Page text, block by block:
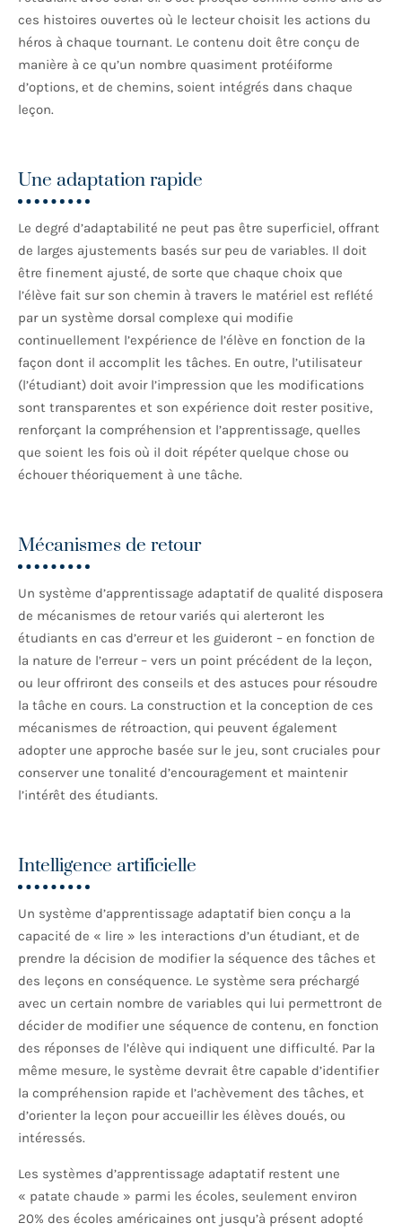
ces histoires ouvertes où le lecteur choisit les actions du
héros à chaque tournant. Le contenu doit être conçu de
manière à ce qu’un nombre quasiment protéiforme
d’options, et de chemins, soient intégrés dans chaque
leçon.
Une adaptation rapide
Le degré d’adaptabilité ne peut pas être superficiel, offrant
de larges ajustements basés sur peu de variables. Il doit
être finement ajusté, de sorte que chaque choix que
l’élève fait sur son chemin à travers le matériel est reflété
par un système dorsal complexe qui modifie
continuellement l’expérience de l’élève en fonction de la
façon dont il accomplit les tâches. En outre, l’utilisateur
(l’étudiant) doit avoir l’impression que les modifications
sont transparentes et son expérience doit rester positive,
renforçant la compréhension et l’apprentissage, quelles
que soient les fois où il doit répéter quelque chose ou
échouer théoriquement à une tâche.
Mécanismes de retour
Un système d’apprentissage adaptatif de qualité disposera
de mécanismes de retour variés qui alerteront les
étudiants en cas d’erreur et les guideront – en fonction de
la nature de l’erreur – vers un point précédent de la leçon,
ou leur offriront des conseils et des astuces pour résoudre
la tâche en cours. La construction et la conception de ces
mécanismes de rétroaction, qui peuvent également
adopter une approche basée sur le jeu, sont cruciales pour
conserver une tonalité d’encouragement et maintenir
l’intérêt des étudiants.
Intelligence artificielle
Un système d’apprentissage adaptatif bien conçu a la
capacité de « lire » les interactions d’un étudiant, et de
prendre la décision de modifier la séquence des tâches et
des leçons en conséquence. Le système sera préchargé
avec un certain nombre de variables qui lui permettront de
décider de modifier une séquence de contenu, en fonction
des réponses de l’élève qui indiquent une difficulté. Par la
même mesure, le système devrait être capable d’identifier
la compréhension rapide et l’achèvement des tâches, et
d’orienter la leçon pour accueillir les élèves doués, ou
intéressés.
Les systèmes d’apprentissage adaptatif restent une
« patate chaude » parmi les écoles, seulement environ
20% des écoles américaines ont jusqu’à présent adopté